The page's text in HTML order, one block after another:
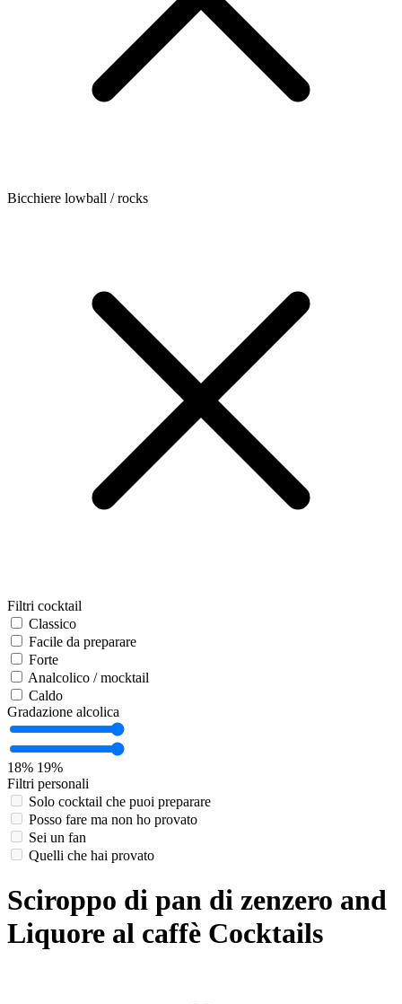
Bicchiere lowball / rocks
Filtri cocktail
Classico
Facile da preparare
Forte
Analcolico / mocktail
Caldo
Gradazione alcolica
18% 19%
Filtri personali
Solo cocktail che puoi preparare
Posso fare ma non ho provato
Sei un fan
Quelli che hai provato
Sciroppo di pan di zenzero and
Liquore al caffè Cocktails